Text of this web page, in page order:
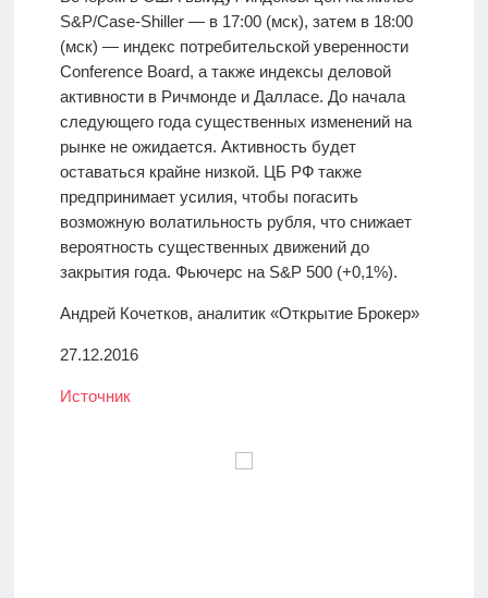
S&P/Case-Shiller — в 17:00 (мск), затем в 18:00
(мск) — индекс потребительской уверенности
Conference Board, а также индексы деловой
активности в Ричмонде и Далласе. До начала
следующего года существенных изменений на
рынке не ожидается. Активность будет
оставаться крайне низкой. ЦБ РФ также
предпринимает усилия, чтобы погасить
возможную волатильность рубля, что снижает
вероятность существенных движений до
закрытия года. Фьючерс на S&P 500 (+0,1%).
Андрей Кочетков, аналитик «Открытие Брокер»
27.12.2016
Источник